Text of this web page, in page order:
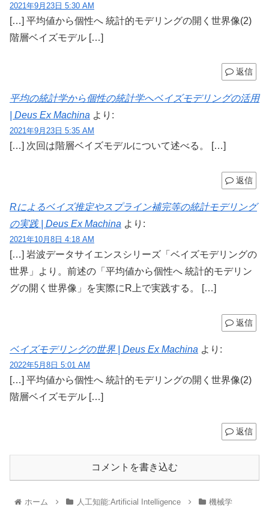
2021年9月23日 5:30 AM
[…] 平均値から個性へ 統計的モデリングの開く世界像(2)
階層ベイズモデル […]
返信
平均の統計学から個性の統計学へベイズモデリングの活用
| Deus Ex Machina より:
2021年9月23日 5:35 AM
[…] 次回は階層ベイズモデルについて述べる。 […]
返信
Rによるベイズ推定やスプライン補完等の統計モデリング
の実践 | Deus Ex Machina より:
2021年10月8日 4:18 AM
[…] 岩波データサイエンスシリーズ「ベイズモデリングの
世界」より。前述の「平均値から個性へ 統計的モデリン
グの開く世界像」を実際にR上で実践する。 […]
返信
ベイズモデリングの世界 | Deus Ex Machina より:
2022年5月8日 5:01 AM
[…] 平均値から個性へ 統計的モデリングの開く世界像(2)
階層ベイズモデル […]
返信
コメントを書き込む
ホーム 人工知能:Artificial Intelligence
機械学